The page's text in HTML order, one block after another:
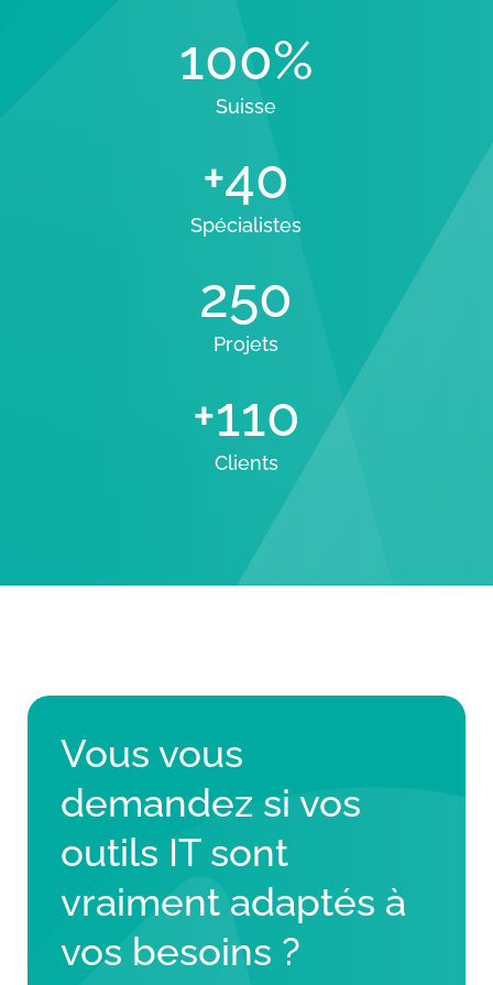
100%
Suisse
+40
Spécialistes
250
Projets
+110
Clients
Vous vous
demandez si vos
outils IT sont
vraiment adaptés à
vos besoins ?